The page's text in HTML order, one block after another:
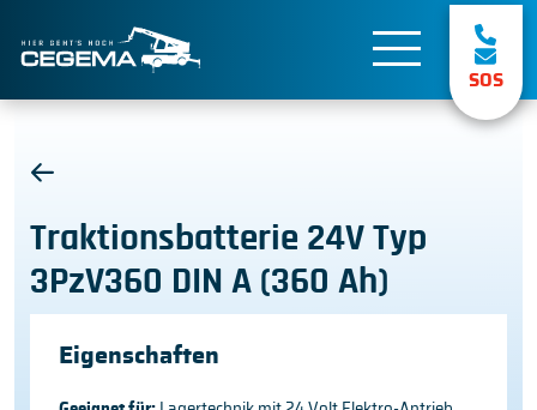
SOS
Traktionsbatterie 24V Typ
3PzV360 DIN A (360 Ah)
Eigenschaften